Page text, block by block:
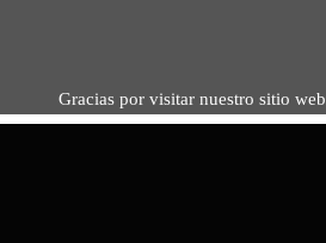
Gracias por visitar nuestro sitio web